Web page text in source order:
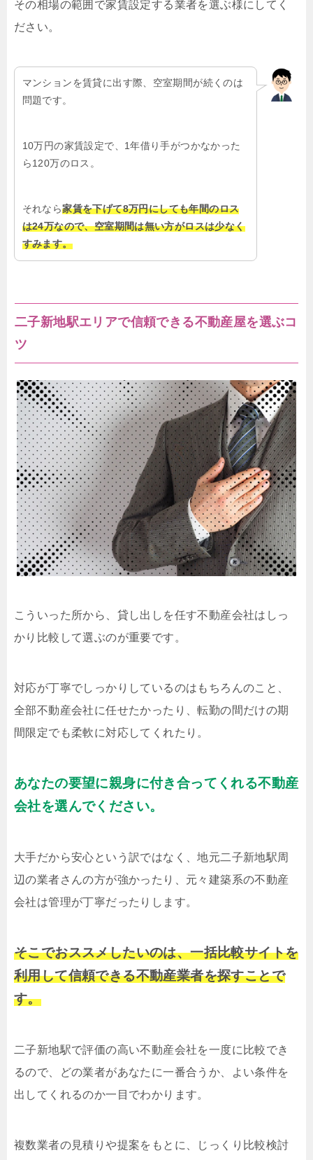
その相場の範囲で家賃設定する業者を選ぶ様にしてく
ださい。
マンションを賃貸に出す際、空室期間が続くのは
問題です。
10万円の家賃設定で、1年借り手がつかなかった
ら120万のロス。
それなら家賃を下げて8万円にしても年間のロス
は24万なので、空室期間は無い方がロスは少なく
すみます。
二子新地駅エリアで信頼できる不動産屋を選ぶコ
ツ
こういった所から、貸し出しを任す不動産会社はしっ
かり比較して選ぶのが重要です。
対応が丁寧でしっかりしているのはもちろんのこと、
全部不動産会社に任せたかったり、転勤の間だけの期
間限定でも柔軟に対応してくれたり。
あなたの要望に親身に付き合ってくれる不動産
会社を選んでください。
大手だから安心という訳ではなく、地元二子新地駅周
辺の業者さんの方が強かったり、元々建築系の不動産
会社は管理が丁寧だったりします。
そこでおススメしたいのは、一括比較サイトを
利用して信頼できる不動産業者を探すことで
す。
二子新地駅で評価の高い不動産会社を一度に比較でき
るので、どの業者があなたに一番合うか、よい条件を
出してくれるのか一目でわかります。
複数業者の見積りや提案をもとに、じっくり比較検討